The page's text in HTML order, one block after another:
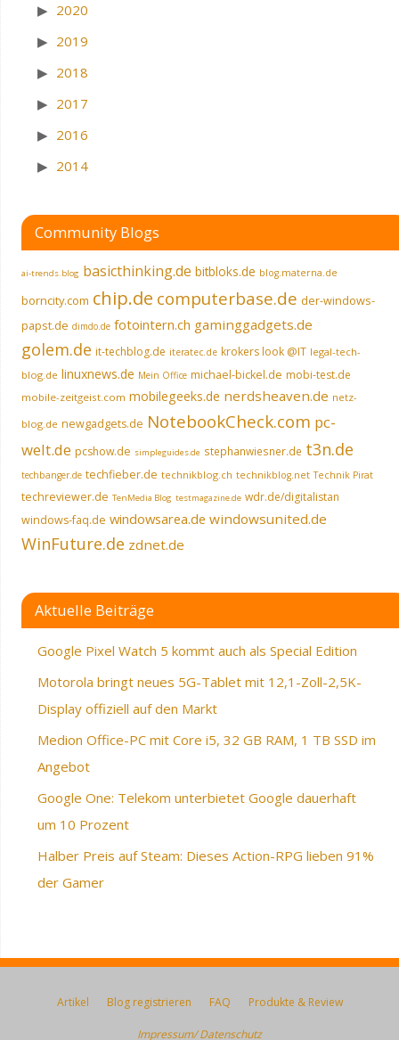
2020
2019
2018
2017
2016
2014
Community Blogs
ai-trends.blog basicthinking.de bitbloks.de blog.materna.de
borncity.com chip.de computerbase.de der-windows-
papst.de dimdo.de fotointern.ch gaminggadgets.de
golem.de it-techblog.de iteratec.de krokers look @IT legal-tech-
blog.de linuxnews.de Mein Office michael-bickel.de mobi-test.de
mobile-zeitgeist.com mobilegeeks.de nerdsheaven.de netz-
blog.de newgadgets.de NotebookCheck.com pc-
welt.de pcshow.de simpleguides.de stephanwiesner.de t3n.de
techbanger.de techfieber.de technikblog.ch technikblog.net Technik Pirat
techreviewer.de TenMedia Blog testmagazine.de wdr.de/digitalistan
windows-faq.de windowsarea.de windowsunited.de
WinFuture.de zdnet.de
Aktuelle Beiträge
Google Pixel Watch 5 kommt auch als Special Edition
Motorola bringt neues 5G-Tablet mit 12,1-Zoll-2,5K-
Display offiziell auf den Markt
Medion Office-PC mit Core i5, 32 GB RAM, 1 TB SSD im
Angebot
Google One: Telekom unterbietet Google dauerhaft
um 10 Prozent
Halber Preis auf Steam: Dieses Action-RPG lieben 91%
der Gamer
Artikel Blog registrieren FAQ Produkte & Review
Impressum/ Datenschutz